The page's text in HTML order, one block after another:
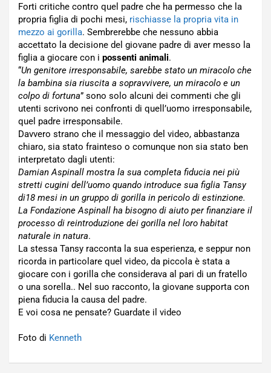
Forti critiche contro quel padre che ha permesso che la
propria figlia di pochi mesi, rischiasse la propria vita in
mezzo ai gorilla. Sembrerebbe che nessuno abbia
accettato la decisione del giovane padre di aver messo la
figlia a giocare con i possenti animali.
“Un genitore irresponsabile, sarebbe stato un miracolo che
la bambina sia riuscita a sopravvivere, un miracolo e un
colpo di fortuna” sono solo alcuni dei commenti che gli
utenti scrivono nei confronti di quell’uomo irresponsabile,
quel padre irresponsabile.
Davvero strano che il messaggio del video, abbastanza
chiaro, sia stato frainteso o comunque non sia stato ben
interpretato dagli utenti:
Damian Aspinall mostra la sua completa fiducia nei più
stretti cugini dell’uomo quando introduce sua figlia Tansy
di18 mesi in un gruppo di gorilla in pericolo di estinzione.
La Fondazione Aspinall ha bisogno di aiuto per finanziare il
processo di reintroduzione dei gorilla nel loro habitat
naturale in natura.
La stessa Tansy racconta la sua esperienza, e seppur non
ricorda in particolare quel video, da piccola è stata a
giocare con i gorilla che considerava al pari di un fratello
o una sorella.. Nel suo racconto, la giovane supporta con
piena fiducia la causa del padre.
E voi cosa ne pensate? Guardate il video
Foto di Kenneth